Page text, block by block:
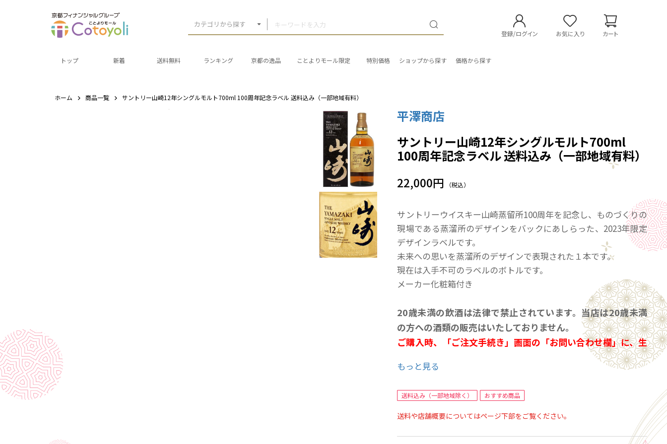
カテゴリから探す
登録/ログイン お気に入り カート
トップ 新着 送料無料 ランキング 京都の逸品 ことよりモール限定 特別価格 ショップから探す 価格から探す
ホーム 商品一覧 サントリー山崎12年シングルモルト700ml 100周年記念ラベル 送料込み（一部地域有料）
平澤商店
サントリー山崎12年シングルモルト700ml
100周年記念ラベル 送料込み（一部地域有料）
22,000円 （税込）
サントリーウイスキー山崎蒸留所100周年を記念し、ものづくりの
現場である蒸溜所のデザインをバックにあしらった、2023年限定
デザインラベルです。
未来への思いを蒸溜所のデザインで表現された１本です。
現在は入手不可のラベルのボトルです。
メーカー化粧箱付き
20歳未満の飲酒は法律で禁止されています。当店は20歳未満
の方への酒類の販売はいたしておりません。
ご購入時、「ご注文手続き」画面の「お問い合わせ欄」に、生
ことよりモール会員で生年月日登録済みの方は、お問い合わ
もっと見る
送料込み（一部地域除く） おすすめ商品
送料や店舗概要についてはページ下部をご覧ください。